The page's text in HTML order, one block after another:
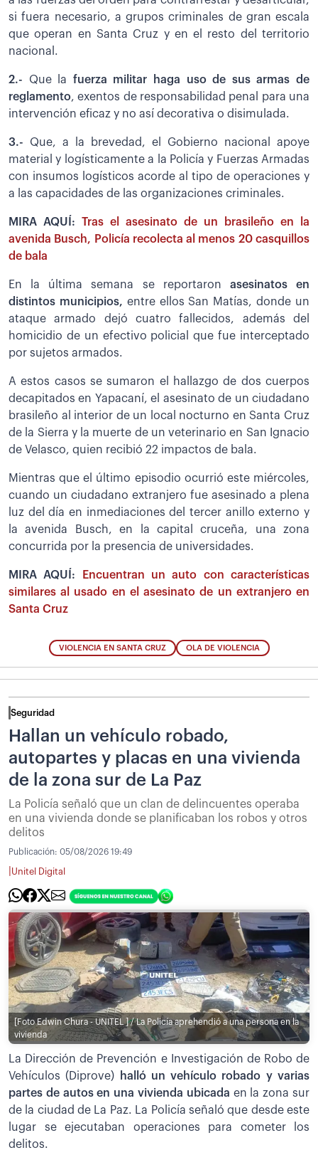
si fuera necesario, a grupos criminales de gran escala
que operan en Santa Cruz y en el resto del territorio
nacional.
2.- Que la fuerza militar haga uso de sus armas de
reglamento, exentos de responsabilidad penal para una
intervención eficaz y no así decorativa o disimulada.
3.- Que, a la brevedad, el Gobierno nacional apoye
material y logísticamente a la Policía y Fuerzas Armadas
con insumos logísticos acorde al tipo de operaciones y
a las capacidades de las organizaciones criminales.
MIRA AQUÍ: Tras el asesinato de un brasileño en la
avenida Busch, Policía recolecta al menos 20 casquillos
de bala
En la última semana se reportaron asesinatos en
distintos municipios, entre ellos San Matías, donde un
ataque armado dejó cuatro fallecidos, además del
homicidio de un efectivo policial que fue interceptado
por sujetos armados.
A estos casos se sumaron el hallazgo de dos cuerpos
decapitados en Yapacaní, el asesinato de un ciudadano
brasileño al interior de un local nocturno en Santa Cruz
de la Sierra y la muerte de un veterinario en San Ignacio
de Velasco, quien recibió 22 impactos de bala.
Mientras que el último episodio ocurrió este miércoles,
cuando un ciudadano extranjero fue asesinado a plena
luz del día en inmediaciones del tercer anillo externo y
la avenida Busch, en la capital cruceña, una zona
concurrida por la presencia de universidades.
MIRA AQUÍ:
Encuentran un auto con características
similares al usado en el asesinato de un extranjero en
Santa Cruz
VIOLENCIA EN SANTA CRUZ OLA DE VIOLENCIA
Seguridad
Hallan un vehículo robado,
autopartes y placas en una vivienda
de la zona sur de La Paz
La Policía señaló que un clan de delincuentes operaba
en una vivienda donde se planificaban los robos y otros
delitos
Publicación: 05/08/2026 19:49
Unitel Digital
[Foto Edwin Chura - UNITEL ] / La Policía aprehendió a una persona en la
vivienda
La Dirección de Prevención e Investigación de Robo de
Vehículos (Diprove) halló un vehículo robado y varias
partes de autos en una vivienda ubicada en la zona sur
de la ciudad de La Paz. La Policía señaló que desde este
lugar se ejecutaban operaciones para cometer los
delitos.